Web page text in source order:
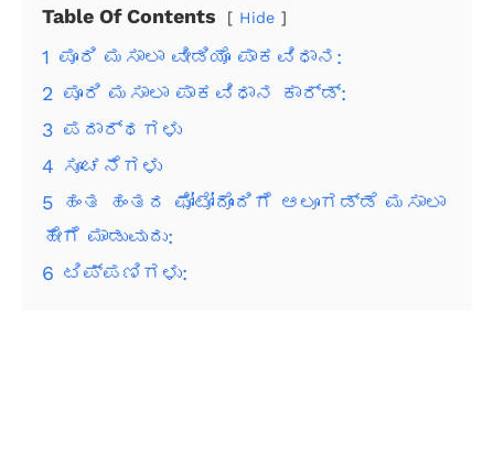
Table Of Contents Hide
1 ಪೂರಿ ಮಸಾಲಾ ವೀಡಿಯೊ ಪಾಕವಿಧಾನ:
2 ಪೂರಿ ಮಸಾಲಾ ಪಾಕವಿಧಾನ ಕಾರ್ಡ್:
3 ಪದಾರ್ಥಗಳು
4 ಸೂಚನೆಗಳು
5 ಹಂತ ಹಂತದ ಫೋಟೋದೊಂದಿಗೆ ಆಲೂಗಡ್ಡೆ ಮಸಾಲಾ
ಹೇಗೆ ಮಾಡುವುದು:
6 ಟಿಪ್ಪಣಿಗಳು: